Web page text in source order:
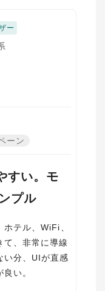
ー
ーン
すい。モ
プル
テル、WiFi、
て、非常に導線
い分、UIが直感
い。